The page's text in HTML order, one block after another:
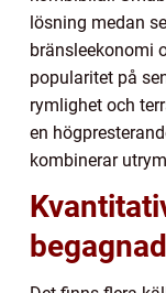
lösning medan
bränsleekonomi
popularitet på
rymlighet och
en
kombinerar